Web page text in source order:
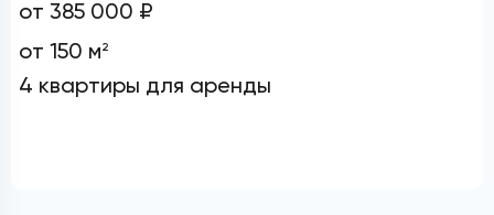
от 385 000 ₽
от 150 м 2
4 квартиры для аренды